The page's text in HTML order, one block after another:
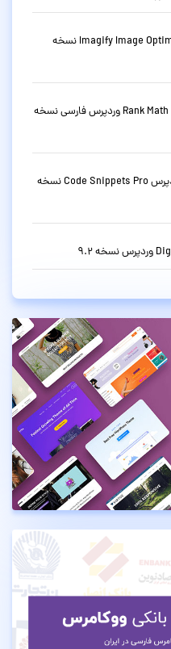
افزونه بهینه سازی تصاویر وردپرس Imagify Image Optimizer نسخه
دانلود افزونه سئو حرفه ای رنک مث Rank Math Pro وردپرس فارسی نسخه
افزونه حرفه‌ای مدیریت قطعه‌کدهای وردپرس Code Snippets Pro نسخه